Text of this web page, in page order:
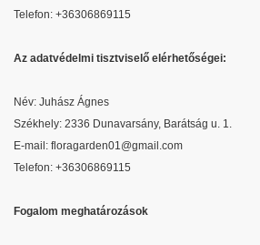
Telefon: +36306869115
Az adatvédelmi tisztviselő elérhetőségei:
Név: Juhász Ágnes
Székhely: 2336 Dunavarsány, Barátság u. 1.
E-mail: floragarden01@gmail.com
Telefon: +36306869115
Fogalom meghatározások